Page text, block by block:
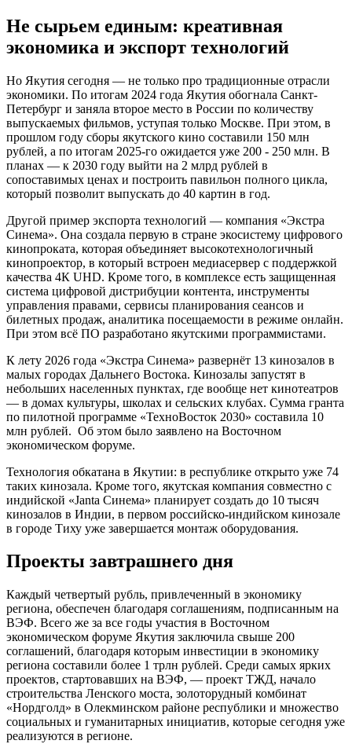
Не сырьем единым: креативная
экономика и экспорт технологий
Но Якутия сегодня — не только про традиционные отрасли
экономики. По итогам 2024 года Якутия обогнала Санкт-
Петербург и заняла второе место в России по количеству
выпускаемых фильмов, уступая только Москве. При этом, в
прошлом году сборы якутского кино составили 150 млн
рублей, а по итогам 2025-го ожидается уже 200 - 250 млн. В
планах — к 2030 году выйти на 2 млрд рублей в
сопоставимых ценах и построить павильон полного цикла,
который позволит выпускать до 40 картин в год.
Другой пример экспорта технологий — компания «Экстра
Синема». Она создала первую в стране экосистему цифрового
кинопроката, которая объединяет высокотехнологичный
кинопроектор, в который встроен медиасервер с поддержкой
качества 4К UHD. Кроме того, в комплексе есть защищенная
система цифровой дистрибуции контента, инструменты
управления правами, сервисы планирования сеансов и
билетных продаж, аналитика посещаемости в режиме онлайн.
При этом всё ПО разработано якутскими программистами.
К лету 2026 года «Экстра Синема» развернёт 13 кинозалов в
малых городах Дальнего Востока. Кинозалы запустят в
небольших населенных пунктах, где вообще нет кинотеатров
— в домах культуры, школах и сельских клубах. Сумма гранта
по пилотной программе «ТехноВосток 2030» составила 10
млн рублей. Об этом было заявлено на Восточном
экономическом форуме.
Технология обкатана в Якутии: в республике открыто уже 74
таких кинозала. Кроме того, якутская компания совместно с
индийской «Janta Синема» планирует создать до 10 тысяч
кинозалов в Индии, в первом российско-индийском кинозале
в городе Тиху уже завершается монтаж оборудования.
Проекты завтрашнего дня
Каждый четвертый рубль, привлеченный в экономику
региона, обеспечен благодаря соглашениям, подписанным на
ВЭФ. Всего же за все годы участия в Восточном
экономическом форуме Якутия заключила свыше 200
соглашений, благодаря которым инвестиции в экономику
региона составили более 1 трлн рублей. Среди самых ярких
проектов, стартовавших на ВЭФ, — проект ТЖД, начало
строительства Ленского моста, золоторудный комбинат
«Нордголд» в Олекминском районе республики и множество
социальных и гуманитарных инициатив, которые сегодня уже
реализуются в регионе.